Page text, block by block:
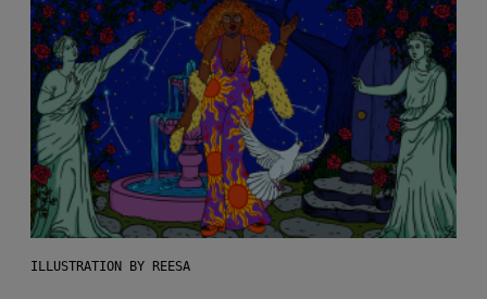
ILLUSTRATION BY REESA